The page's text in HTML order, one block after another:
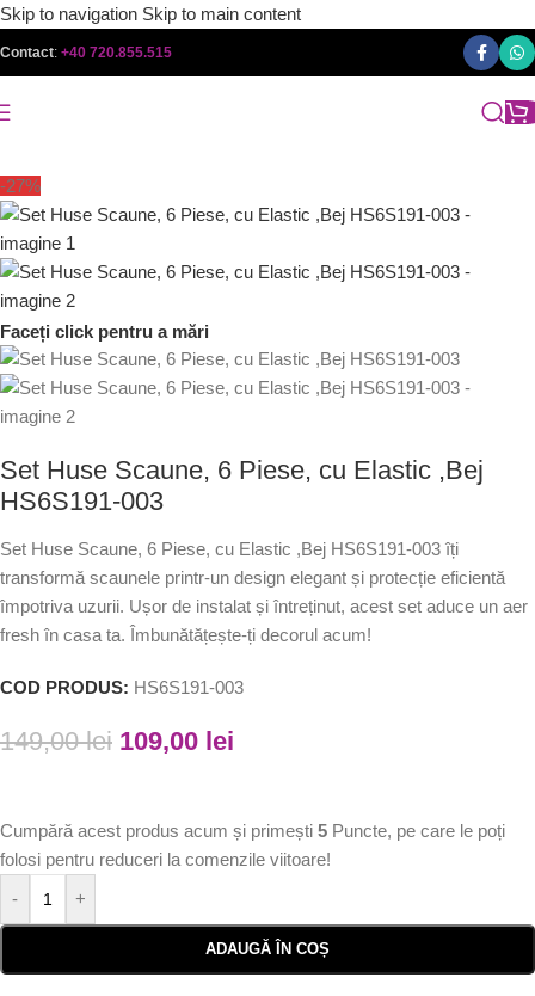
Skip to navigation Skip to main content
Contact: +40 720.855.515
-27%
Faceți click pentru a mări
Set Huse Scaune, 6 Piese, cu Elastic ,Bej
HS6S191-003
Set Huse Scaune, 6 Piese, cu Elastic ,Bej HS6S191-003 îți
transformă scaunele printr-un design elegant și protecție eficientă
împotriva uzurii. Ușor de instalat și întreținut, acest set aduce un aer
fresh în casa ta. Îmbunătățește-ți decorul acum!
COD PRODUS: HS6S191-003
149,00lei 109,00 lei
Cumpără acest produs acum și primești 5 Puncte, pe care le poți
folosi pentru reduceri la comenzile viitoare!
-
+
ADAUGĂ ÎN COȘ